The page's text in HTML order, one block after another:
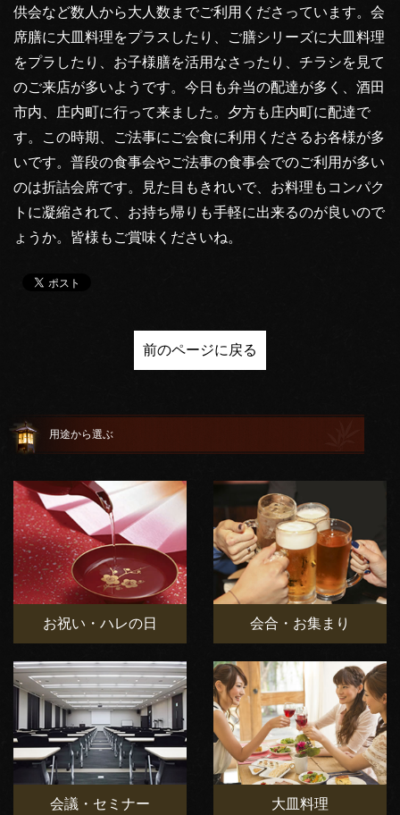
供会など数人から大人数までご利用くださっています。会
席膳に大皿料理をプラスしたり、ご膳シリーズに大皿料理
をプラしたり、お子様膳を活用なさったり、チラシを見て
のご来店が多いようです。今日も弁当の配達が多く、酒田
市内、庄内町に行って来ました。夕方も庄内町に配達で
す。この時期、ご法事にご会食に利用くださるお各様が多
いです。普段の食事会やご法事の食事会でのご利用が多い
のは折詰会席です。見た目もきれいで、お料理もコンパク
トに凝縮されて、お持ち帰りも手軽に出来るのが良いので
ょうか。皆様もご賞味くださいね。
前のページに戻る
用途から選ぶ
お祝い・ハレの日 会合・お集まり
会議・セミナー 大皿料理